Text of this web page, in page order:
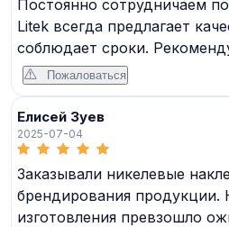
Постоянно сотрудничаем
Litek всегда предлагает
соблюдает сроки.
Пожаловаться
Елисей Зуев
2025-07-04
Заказывали никелевые
брендирования продукции.
изготовления превзошло